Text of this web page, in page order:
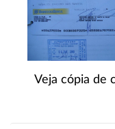
Veja cópia de